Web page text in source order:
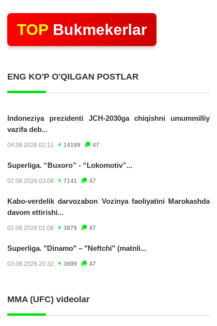
TOP Bukmekerlar
ENG KO'P O'QILGAN POSTLAR
Indoneziya prezidenti JCH-2030ga chiqishni umummilliy
vazifa deb...
04.08.2026 02:11 14199 47
Superliga. “Buxoro” - “Lokomotiv”...
02.08.2026 03:08 7141 47
Kabo-verdelik darvozabon Vozinya faoliyatini Marokashda
davom ettirishi...
02.08.2026 01:08 3879 47
Superliga. "Dinamo" – "Neftchi" (matnli...
03.08.2026 20:32 3699 47
MMA (UFC) videolar